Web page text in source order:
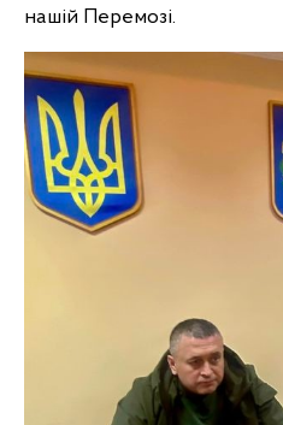
нашій Перемозі.